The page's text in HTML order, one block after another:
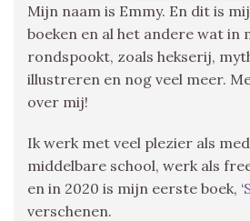
Mijn naam is Emmy. En dit is
boeken en al het andere wat in
rondspookt, zoals hekserij,
illustreren en nog veel meer.
over mij!
Ik werk met veel plezier als
middelbare school, werk als
en in 2020 is mijn eerste boek, ‘
verschenen.